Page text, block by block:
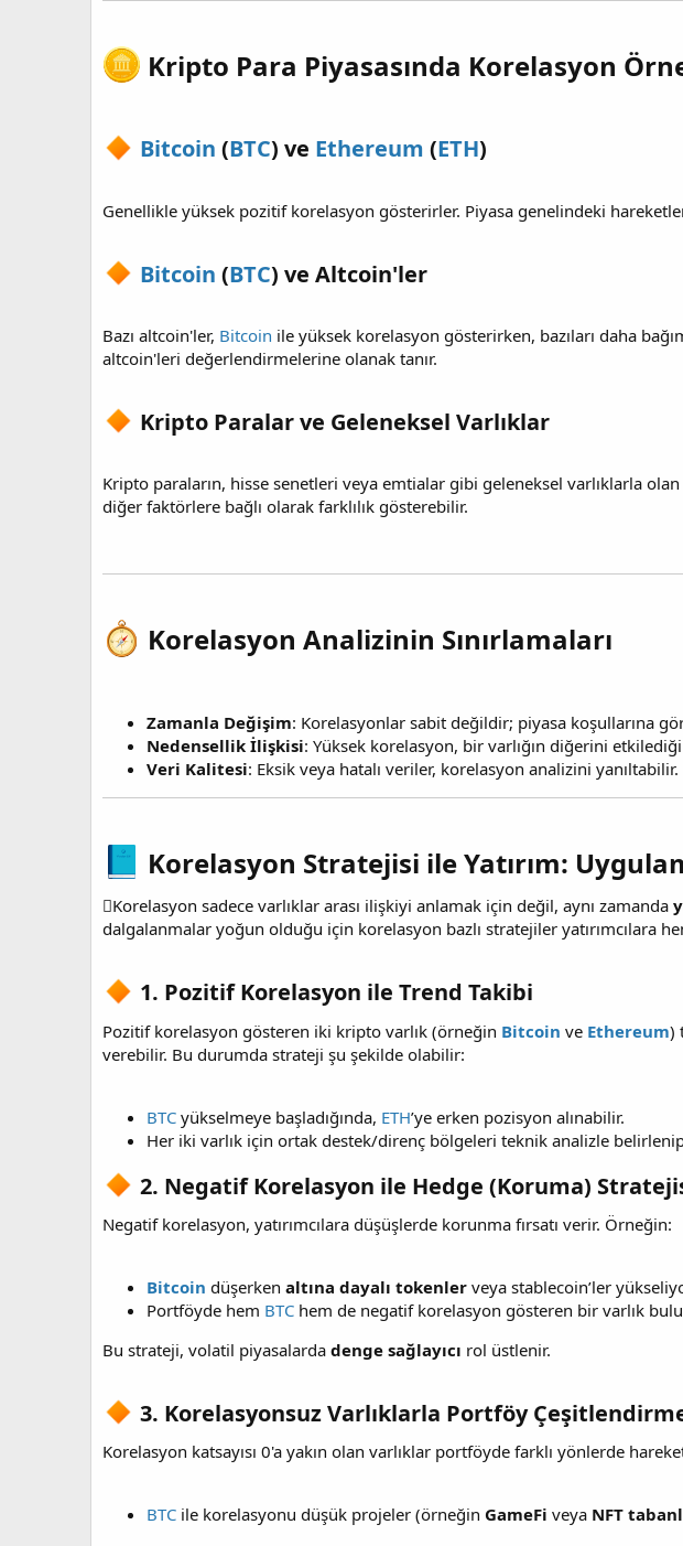
Kripto Para Piyasasında Korelasyon
Bitcoin (BTC) ve Ethereum (ETH)​
Genellikle yüksek pozitif korelasyon gösterirler. Piyasa genelindeki
Bitcoin (BTC) ve Altcoin'ler​
Bazı altcoin'ler, Bitcoin ile yüksek korelasyon gösterirken, bazıları daha
altcoin'leri değerlendirmelerine olanak tanır.
Kripto Paralar ve Geleneksel Varlıklar​
Kripto paraların, hisse senetleri veya emtialar gibi geleneksel varlıklarla
diğer faktörlere bağlı olarak farklılık gösterebilir.
Korelasyon Analizinin Sınırlamaları​
Zamanla Değişim: Korelasyonlar sabit değildir; piyasa koşullarına
Nedensellik İlişkisi: Yüksek korelasyon, bir varlığın diğerini
Veri Kalitesi: Eksik veya hatalı veriler, korelasyon analizini yanıltabilir.
Korelasyon Stratejisi ile Yatırım:
Korelasyon sadece varlıklar arası ilişkiyi anlamak için değil, aynı zamanda
dalgalanmalar yoğun olduğu için korelasyon bazlı stratejiler yatırımcılara
1. Pozitif Korelasyon ile Trend Takibi​
Pozitif korelasyon gösteren iki kripto varlık (örneğin Bitcoin ve Ethereum)
verebilir. Bu durumda strateji şu şekilde olabilir:
BTC yükselmeye başladığında, ETH’ye erken pozisyon alınabilir.
Her iki varlık için ortak destek/direnç bölgeleri teknik analizle
2. Negatif Korelasyon ile Hedge (Koruma)
Negatif korelasyon, yatırımcılara düşüşlerde korunma fırsatı verir. Örneğin:
Bitcoin düşerken altına dayalı tokenler veya stablecoin’ler
Portföyde hem BTC hem de negatif korelasyon gösteren bir varlık
Bu strateji, volatil piyasalarda denge sağlayıcı rol üstlenir.
3. Korelasyonsuz Varlıklarla Portföy
Korelasyon katsayısı 0'a yakın olan varlıklar portföyde farklı yönlerde
BTC ile korelasyonu düşük projeler (örneğin GameFi veya NFT